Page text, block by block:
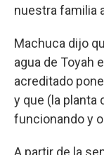
nuestra familia
Machuca dijo
agua de Toyah
acreditado
y que (la planta
funcionando y